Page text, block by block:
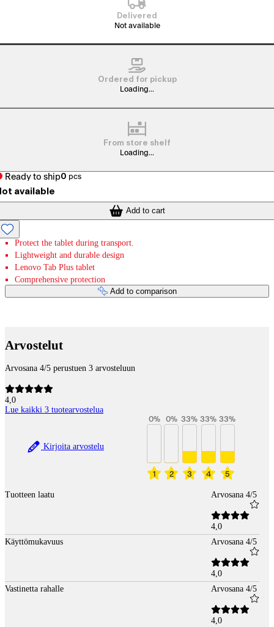
Delivered
Not available
Ordered for pickup
Loading...
From store shelf
Loading...
Ready to ship0 pcs
available
Add to cart
Protect the tablet during transport.
Lightweight and durable design
Lenovo Tab Plus tablet
Comprehensive protection
Add to comparison
Arvostelut
Arvosana 4/5 perustuen 3 arvosteluun
4,0
Lue kaikki 3 tuotearvostelua
Kirjoita arvostelu
1
0%
2
0%
3
33%
4
33%
5
33%
Tuotteen laatu Arvosana 4/5
4,0
Käyttömukavuus
Arvosana 4/5
4,0
Vastinetta rahalle
Arvosana 4/5
4,0